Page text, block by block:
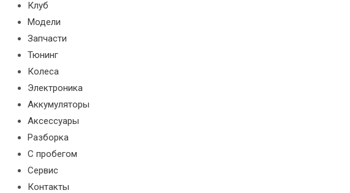
Клуб
Модели
Запчасти
Тюнинг
Колеса
Электроника
Аккумуляторы
Аксессуары
Разборка
С пробегом
Сервис
Контакты